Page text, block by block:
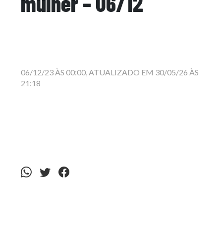
06/12/23 ÀS 00:00, ATUALIZADO EM 30/05/26 ÀS
21:18